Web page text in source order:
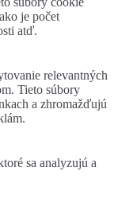
je počet
atď.
relevantných
Tieto súbory
a zhromažďujú
sa analyzujú a